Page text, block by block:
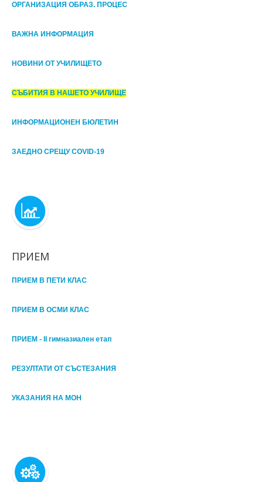
ОРГАНИЗАЦИЯ ОБРАЗ. ПРОЦЕС
ВАЖНА ИНФОРМАЦИЯ
НОВИНИ ОТ УЧИЛИЩЕТО
СЪБИТИЯ В НАШЕТО УЧИЛИЩЕ
ИНФОРМАЦИОНЕН БЮЛЕТИН
ЗАЕДНО СРЕЩУ COVID-19
ПРИЕМ
ПРИЕМ В ПЕТИ КЛАС
ПРИЕМ В ОСМИ КЛАС
ПРИЕМ - II гимназиален етап
РЕЗУЛТАТИ ОТ СЪСТЕЗАНИЯ
УКАЗАНИЯ НА МОН